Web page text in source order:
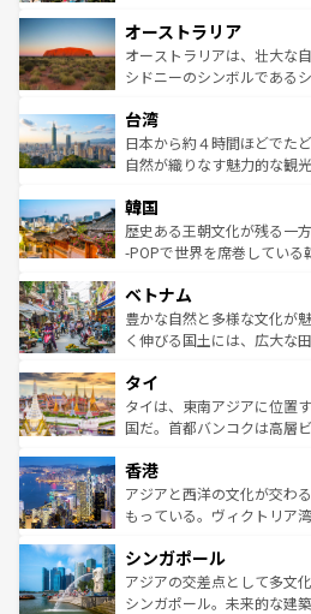
部のニューオーリンズでは
文化が魅力。旅行者はアメ
しみながら、その多様性と
ならではの贅沢な旅のスタイルだ。 なお、新着
情報はコンテンツ一覧を参
ワイ島は見逃せない。また
島だが、静かな自然を求め
おすすめ。エメラルドグリ
れるおもてなしの心で訪れ
人々、おいしいローカルフ
ク、伝統的なフラダンスな
ワイを、存分に味わってほしい。 なお、新着のハ
はコンテンツ一覧を参照し
オーストラリア
オーストラリアは、壮大な
シドニーのシンボルである
リアリーフや大陸中央部に
ク）、タスマニアの美しい
ど、見どころがたくさん。
いる。アクティビティも充
ビング、ハイキングなど、
い。オーストラリアの多彩
参照してほしい。
台湾
日本から約４時間ほどでた
自然が織りなす魅力的な観
ン）、静ひつな山岳地帯で
と山間の静けさが共存して
驚きをもたらしてくれる。
容にもいいと評判のスイー
が味わえる。 なお、新
照してほしい。
韓国
歴史ある王朝文化が残る一
-POPで世界を席巻している
き、地方に足を延ばせば四
できる。そして、キムチや
まで、さまざまな韓国料理
リティに包まれながら、韓
わってみてほ
覧を参照してほしい。
ベトナム
豊かな自然と多様な文化が
く伸びる国土には、広大な
急速な発展と共に伝統が息
ーチミン市のフランス統治
醸し出している。また、バ
とつ。フォーやバインミー
ひ現地で味わいたい。どの
が旅行者を迎えてくれるの
参照してほしい。
タイ
タイは、東南アジアに位置
国だ。首都バンコクは高層
の活気が交差している。北
帯で自然と触れ合い、南部
いビーチでリゾート気分を
激する。気候は一年中温暖
が待っている。親しみやす
た文化、そして多様な観光
香港
アジアと西洋の文化が交わ
もっている。ヴィクトリア
み、どこを訪れても感動す
ており、効率よく見どころ
うな絶景から文化的な体験
シンガポール
アジアの交差点として多文
シンガポール。未来的な建